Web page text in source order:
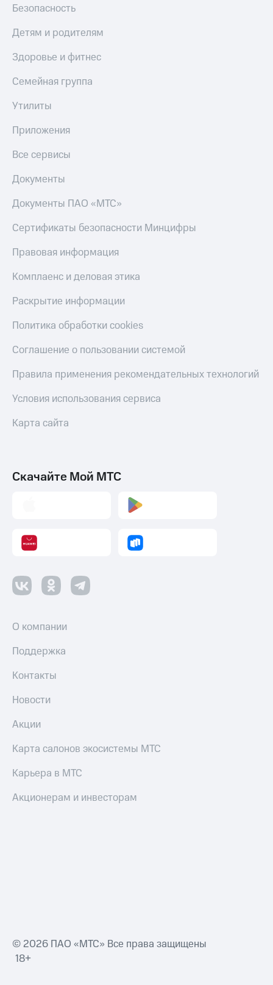
Безопасность
Детям и родителям
Здоровье и фитнес
Семейная группа
Утилиты
Приложения
Все сервисы
Документы
Документы ПАО «МТС»
Сертификаты безопасности Минцифры
Правовая информация
Комплаенс и деловая этика
Раскрытие информации
Политика обработки cookies
Соглашение о пользовании системой
Правила применения рекомендательных технологий
Условия использования сервиса
Карта сайта
Скачайте Мой МТС
О компании
Поддержка
Контакты
Новости
Акции
Карта салонов экосистемы МТС
Карьера в МТС
Акционерам и инвесторам
© 2026 ПАО «МТС» Все права защищены
18+